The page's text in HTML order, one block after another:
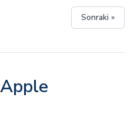
Sonraki »